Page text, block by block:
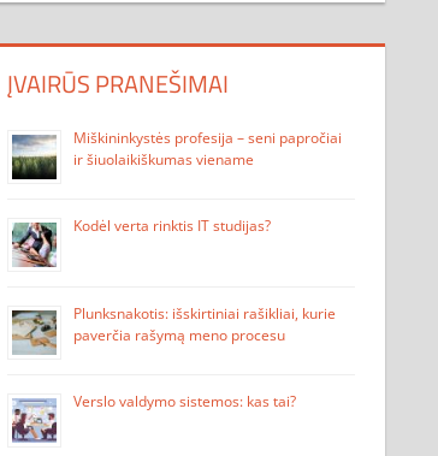
ĮVAIRŪS PRANEŠIMAI
Miškininkystės profesija – seni papročiai
ir šiuolaikiškumas viename
Kodėl verta rinktis IT studijas?
Plunksnakotis: išskirtiniai rašikliai, kurie
paverčia rašymą meno procesu
Verslo valdymo sistemos: kas tai?